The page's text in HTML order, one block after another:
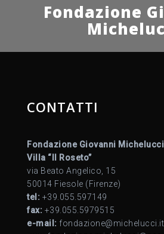
Fondazione
CONTATTI
Fondazione Giovanni Michelucci
Villa “Il Roseto”
via Beato Angelico, 15
50014 Fiesole (Firenze)
tel: +39.055.597149
fax: +39.055.5979515
e-mail: fondazione@michelucci.it